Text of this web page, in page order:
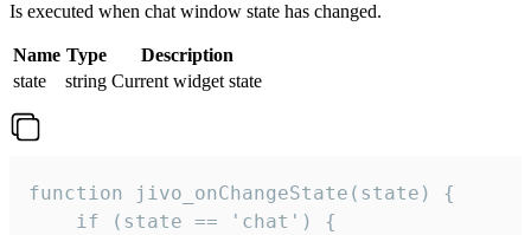
Is executed when chat window state has changed.
Name Type
Description
state
string Current widget state
function jivo_onChangeState(state) {
    if (state == 'chat') {